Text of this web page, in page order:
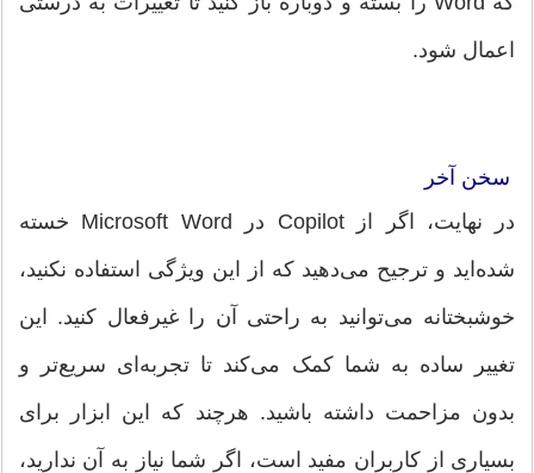
اعمال شود.
سخن آخر
در نهایت، اگر از Copilot در Microsoft Word خسته
شده‌اید و ترجیح می‌دهید که از این ویژگی استفاده نکنید،
خوشبختانه می‌توانید به راحتی آن را غیرفعال کنید. این
تغییر ساده به شما کمک می‌کند تا تجربه‌ای سریع‌تر و
بدون مزاحمت داشته باشید. هرچند که این ابزار برای
بسیاری از کاربران مفید است، اگر شما نیاز به آن ندارید،